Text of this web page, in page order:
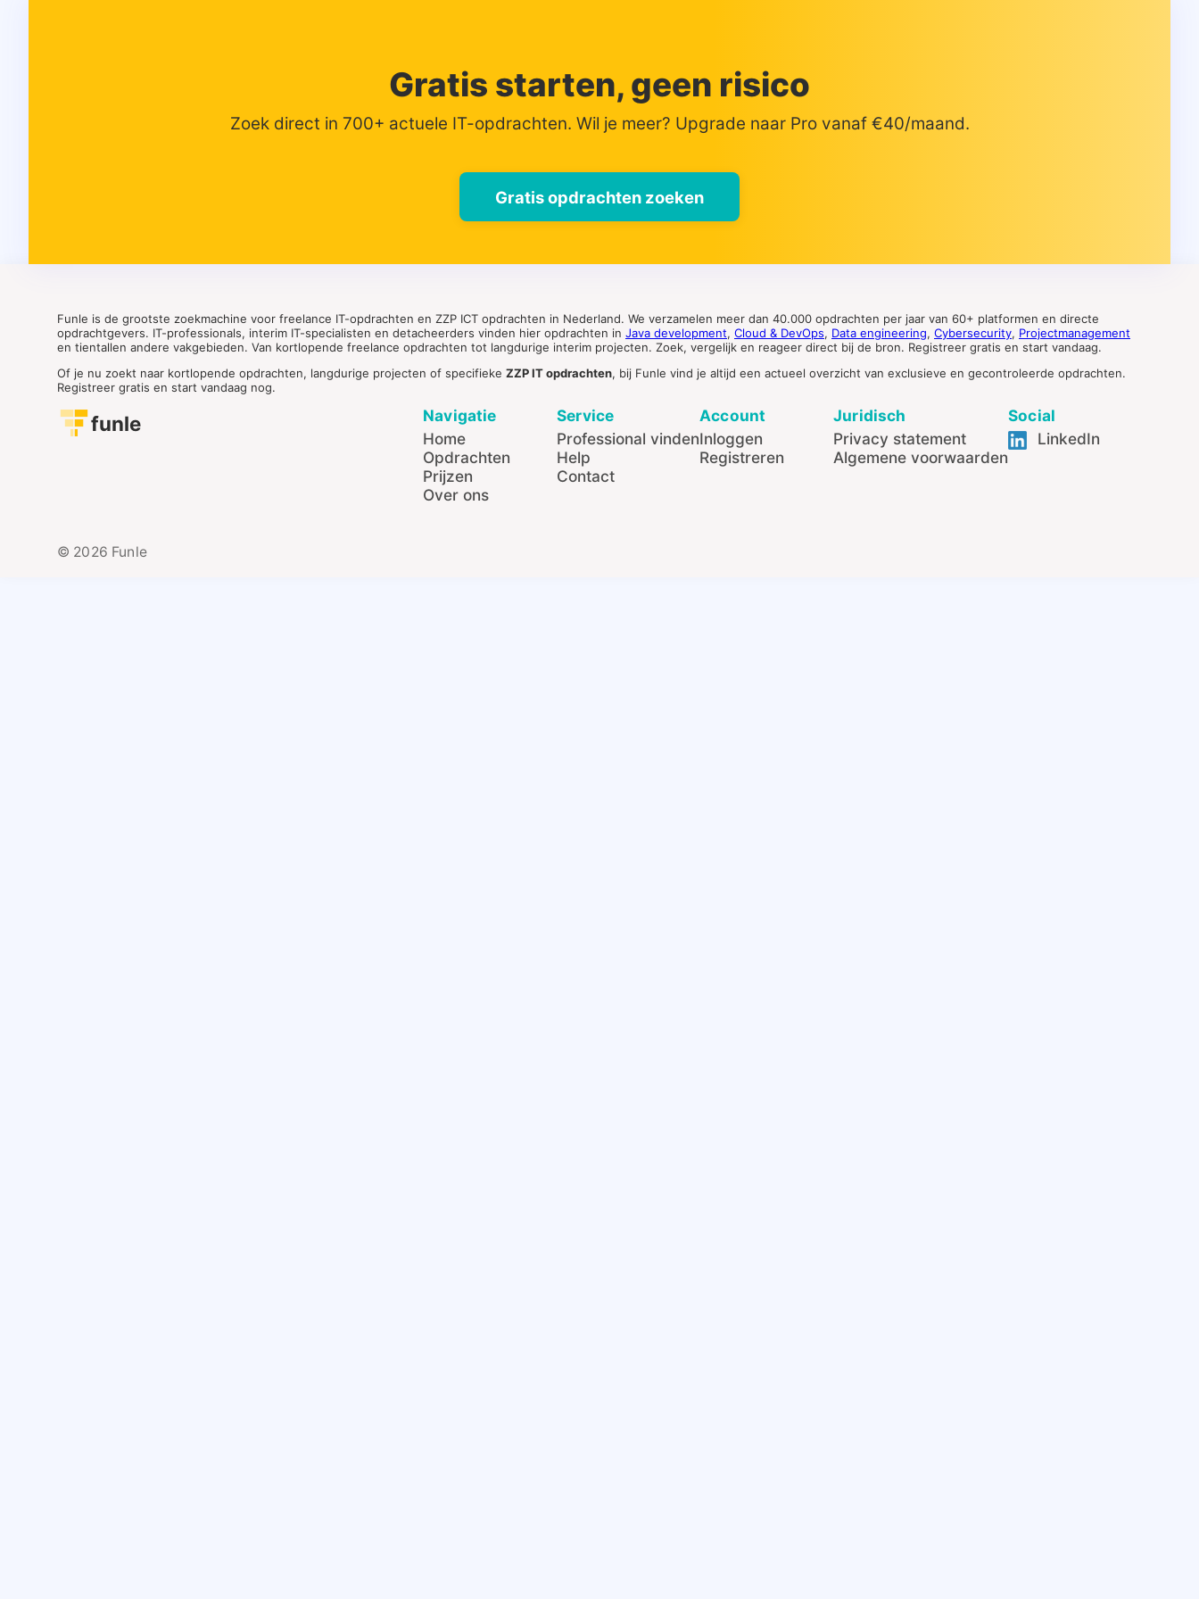
Gratis starten, geen risico
Zoek direct in 700+ actuele IT-opdrachten. Wil je meer? Upgrade naar Pro vanaf €40/maand.
Gratis opdrachten zoeken
Funle is de grootste zoekmachine voor freelance IT-opdrachten en ZZP ICT opdrachten in Nederland. We verzamelen meer dan 40.000 opdrachten per jaar van 60+ platformen en directe
opdrachtgevers. IT-professionals, interim IT-specialisten en detacheerders vinden hier opdrachten in Java development, Cloud & DevOps, Data engineering, Cybersecurity, Projectmanagement
en tientallen andere vakgebieden. Van kortlopende freelance opdrachten tot langdurige interim projecten. Zoek, vergelijk en reageer direct bij de bron. Registreer gratis en start vandaag.
Of je nu zoekt naar kortlopende opdrachten, langdurige projecten of specifieke ZZP IT opdrachten, bij Funle vind je altijd een actueel overzicht van exclusieve en gecontroleerde opdrachten.
Registreer gratis en start vandaag nog.
funle
Navigatie
Home
Opdrachten
Prijzen
Over ons
Service
Professional vinden
Help
Contact
Account
Inloggen
Registreren
Juridisch
Privacy statement
Algemene voorwaarden
Social
LinkedIn
© 2026 Funle